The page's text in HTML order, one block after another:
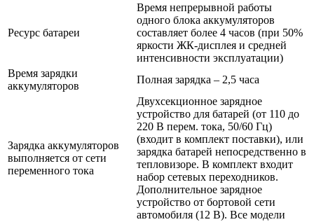
Ресурс батареи
Время непрерывной работы
одного блока аккумуляторов
составляет более 4 часов (при 50%
яркости ЖК-дисплея и средней
интенсивности эксплуатации)
Время зарядки
аккумуляторов
Полная зарядка – 2,5 часа
Зарядка аккумуляторов
выполняется от сети
переменного тока
Двухсекционное зарядное
устройство для батарей (от 110 до
220 В перем. тока, 50/60 Гц)
(входит в комплект поставки), или
зарядка батарей непосредственно в
тепловизоре. В комплект входит
набор сетевых переходников.
Дополнительное зарядное
устройство от бортовой сети
автомобиля (12 В). Все модели